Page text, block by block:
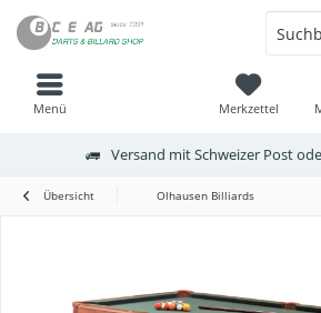
Menü Merkzettel
Versand mit Schweizer Post
Übersicht Olhausen Billiards